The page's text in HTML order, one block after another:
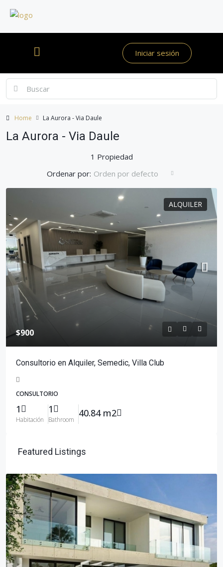
Iniciar sesión
Home La Aurora - Via Daule
La Aurora - Via Daule
1 Propiedad
Ordenar por: Orden por defecto
ALQUILER
$900
Consultorio en Alquiler, Semedic, Villa Club
CONSULTORIO
1
Habitación
1
Bathroom
40.84 m2
Featured Listings